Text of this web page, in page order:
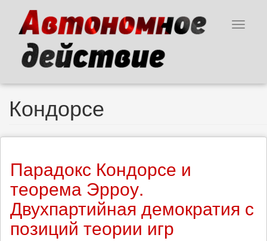
основному
содержанию
Toggle
Кондорсе
Парадокс Кондорсе и
теорема Эрроу.
Двухпартийная демократия с
позиций теории игр